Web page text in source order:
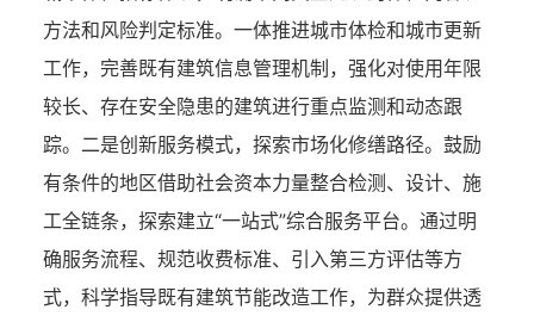
方法和风险判定标准。一体推进城市体检和城市更新
工作，完善既有建筑信息管理机制，强化对使用年限
较长、存在安全隐患的建筑进行重点监测和动态跟
踪。二是创新服务模式，探索市场化修缮路径。鼓励
有条件的地区借助社会资本力量整合检测、设计、施
工全链条，探索建立“一站式”综合服务平台。通过明
确服务流程、规范收费标准、引入第三方评估等方
式，科学指导既有建筑节能改造工作，为群众提供透